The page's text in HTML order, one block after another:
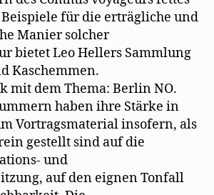
für die erträgliche und
Manier solcher
bietet Leo Hellers Sammlung
Kaschemmen.
mit dem Thema: Berlin NO.
haben ihre Stärke in
Vortragsmaterial insofern, als
gestellt sind auf die
und
auf den eignen Tonfall